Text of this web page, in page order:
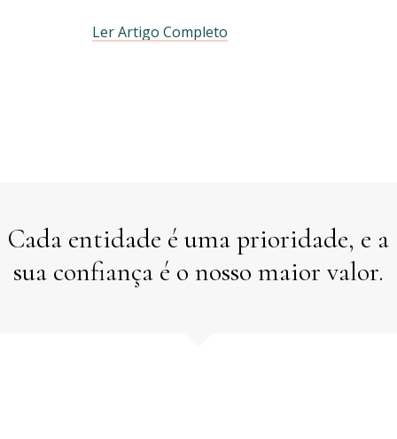
Ler Artigo Completo
Cada entidade é uma prioridade, e a
sua confiança é o nosso maior valor.